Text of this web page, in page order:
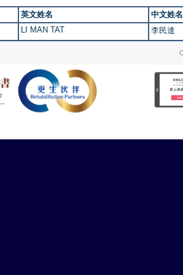
英文姓名 中文姓名
LI MAN TAT
李民達